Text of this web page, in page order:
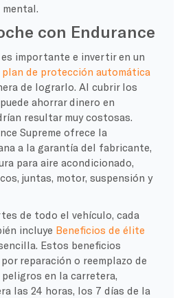
con Endurance
importante e invertir en un
de protección automática
de lograrlo. Al cubrir los
ahorrar dinero en
resultar muy costosas.
Supreme ofrece la
a la garantía del fabricante,
para aire acondicionado,
juntas, motor, suspensión y
de todo el vehículo, cada
incluye Beneficios de élite
Estos beneficios
reparación o reemplazo de
en la carretera,
las 24 horas, los 7 días de la